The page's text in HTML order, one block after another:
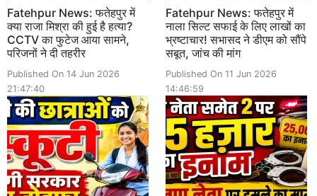
Fatehpur News: फतेहपुर में
क्या राजा मिश्रा की हुई है हत्या?
CCTV का फुटेज आया सामने,
परिजनों ने दी तहरीर
Published On 14 Jun 2026
21:47:40
Fatehpur News: फतेहपुर में
नाला सिल्ट सफाई के लिए लाखों का
भ्रष्टाचार! सभासद ने डीएम को सौंपे
सबूत, जांच की मांग
Published On 11 Jun 2026
14:46:59